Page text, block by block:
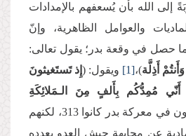
إلى الله بأن يُسعفهم بالإمدادات
والعوامل الظاهرية، وإنّ
ما حصل في وقعة بدر؛ يقول تعالى:
أَذِلَّة)،[1] ويقول: ( إِذ تَستَغيثونَ
مُمِدُّكُم بِأَلفٍ مِنَ الـمَلائِكَةِ
فالمجاهدون في معركة بدر كانوا 313، لكنهم
عن مجابهة جيش العدو بعدده